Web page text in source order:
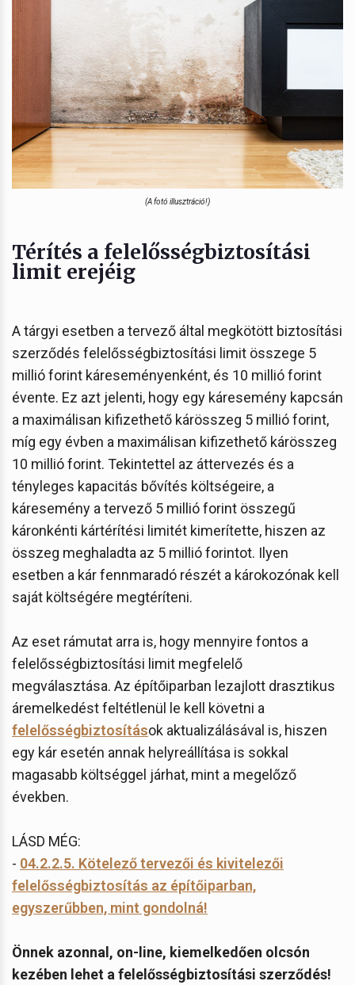
(A fotó illusztráció!)
Térítés a felelősségbiztosítási
limit erejéig
A tárgyi esetben a tervező által megkötött biztosítási
szerződés felelősségbiztosítási limit összege 5
millió forint káreseményenként, és 10 millió forint
évente. Ez azt jelenti, hogy egy káresemény kapcsán
a maximálisan kifizethető kárösszeg 5 millió forint,
míg egy évben a maximálisan kifizethető kárösszeg
10 millió forint. Tekintettel az áttervezés és a
tényleges kapacitás bővítés költségeire, a
káresemény a tervező 5 millió forint összegű
káronkénti kártérítési limitét kimerítette, hiszen az
összeg meghaladta az 5 millió forintot. Ilyen
esetben a kár fennmaradó részét a károkozónak kell
saját költségére megtéríteni.
Az eset rámutat arra is, hogy mennyire fontos a
felelősségbiztosítási limit megfelelő
megválasztása. Az építőiparban lezajlott drasztikus
áremelkedést feltétlenül le kell követni a
felelősségbiztosítások aktualizálásával is, hiszen
egy kár esetén annak helyreállítása is sokkal
magasabb költséggel járhat, mint a megelőző
években.
LÁSD MÉG:
- 04.2.2.5. Kötelező tervezői és kivitelezői
felelősségbiztosítás az építőiparban,
egyszerűbben, mint gondolná!
Önnek azonnal, on-line, kiemelkedően olcsón
kezében lehet a felelősségbiztosítási szerződés!